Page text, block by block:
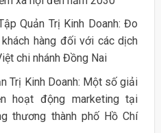
Quản Trị Kinh Doanh: Đo
hàng đối với các dịch
chi nhánh Đồng Nai
Trị Kinh Doanh: Một số giải
hoạt động marketing tại
thương thành phố Hồ Chí